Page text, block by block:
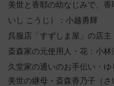
美世と香耶の幼なじみで、
いし こうじ）：小越勇輝
呉服店「すずしま屋」の店主
斎森家の元使用人・花：小林
久堂家の通いのお手伝い・ゆ
美世の継母・斎森香乃子（